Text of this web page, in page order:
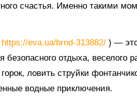
счастья. Именно такими
https://eva.ua/brnd-313882/ ) —
безопасного отдыха, веселого
ловить струйки
водные приключения.